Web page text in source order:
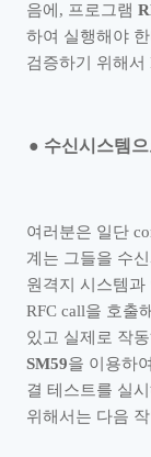
음에 , 프로그램
하여 실행해야
검증하기 위해서
● 수신시스템으
여러분은 일단
계는 그들을 수
원격지 시스템과
RFC call을 호출
있고 실제로 작
SM59을 이용하여
결 테스트를 실
위해서는 다음